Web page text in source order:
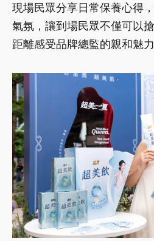
現場民眾分享日常保養心得
氣氛，讓到場民眾不僅可以
距離感受品牌總監的親和魅力